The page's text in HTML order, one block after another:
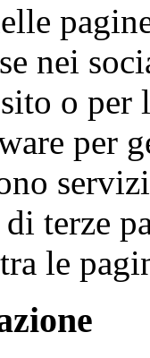
nei
o per
per
terze
le